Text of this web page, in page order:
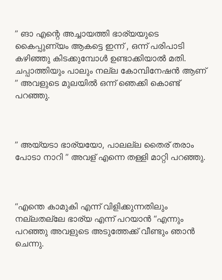
” ങാ എന്റെ അച്ചായത്തി ഭാര്യയുടെ
കൈപ്പുണ്യം ആകട്ടെ ഇന്ന് , ഒന്ന് പരിപാടി
കഴിഞ്ഞു കിടക്കുമ്പോൾ ഉണ്ടാക്കിയാൽ മതി.
ചപ്പാത്തിയും പാലും നല്ല കോമ്പിനേഷൻ ആണ്
” അവളുടെ മുലയിൽ ഒന്ന് ഞെക്കി കൊണ്ട്
പറഞ്ഞു.
” അയ്യടാ ഭാര്യയോ, പാലല്ല തൈര് തരാം
പോടാ നാറി ” അവള് എന്നെ തള്ളി മാറ്റി പറഞ്ഞു.
“എന്തെ കാമുകി എന്ന് വിളിക്കുന്നതിലും
നല്ലതല്ലേ ഭാര്യ എന്ന് പറയാൻ “എന്നും
പറഞ്ഞു അവളുടെ അടുത്തേക്ക് വീണ്ടും ഞാൻ
ചെന്നു.